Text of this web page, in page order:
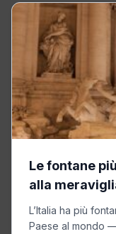
Le fontane
alla
L’Italia ha più
Paese al mondo